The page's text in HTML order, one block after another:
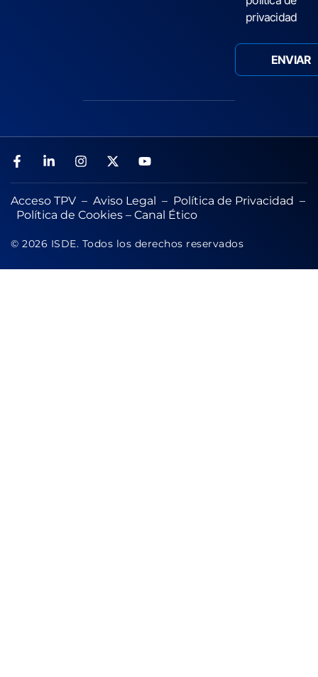
privacidad
Acceso TPV – Aviso Legal – Política de Privacidad –
Política de Cookies – Canal Ético
© 2026 ISDE. Todos los derechos reservados